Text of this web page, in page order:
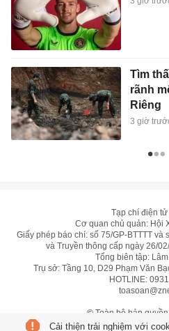
Tìm
rãnh
Riêng
3 giờ
Tạp chí điện
Cơ quan chủ quản: Hội
Giấy phép báo chí: số 75/GP-BTTTT và
và Truyền thông cấp ngày 26/
Tổng biên tập:
Trụ sở: Tầng 10, D29 Phạm Văn
HOTLINE:
© Toàn bộ bản
Cải thiện trải nghiệm với